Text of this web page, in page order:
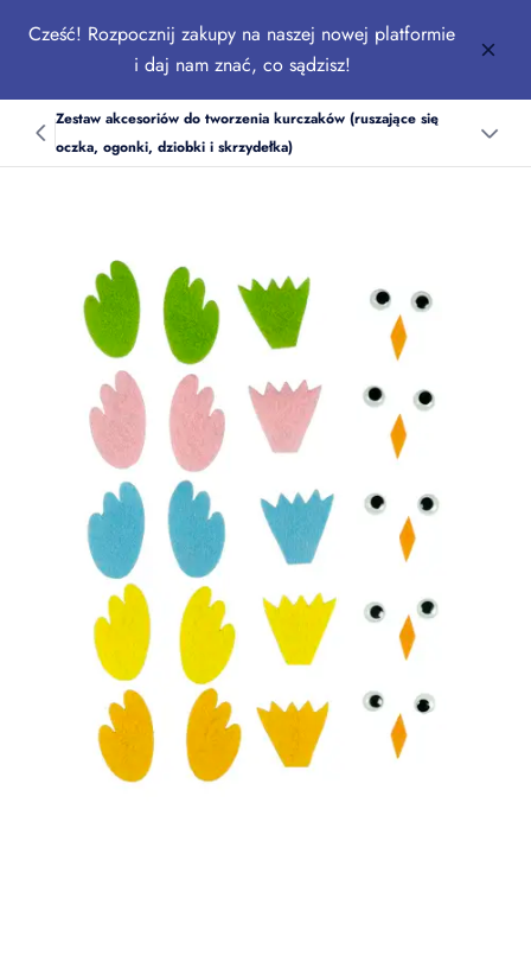
Cześć! Rozpocznij zakupy na naszej nowej platformie
i daj nam znać, co sądzisz!
Zestaw akcesoriów do tworzenia kurczaków (ruszające się
oczka, ogonki, dziobki i skrzydełka)